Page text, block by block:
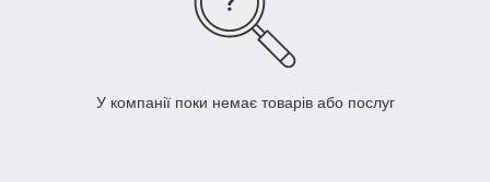
У компанії поки немає товарів або послуг